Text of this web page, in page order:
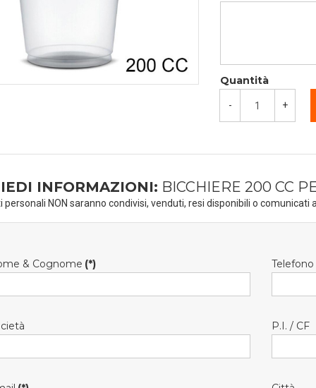
Quantità
- +
INFORMAZIONI: BICCHIERE 200 CC
personali NON saranno condivisi, venduti, resi disponibili o comunicati
& Cognome (*) Telefono
P.I. / CF